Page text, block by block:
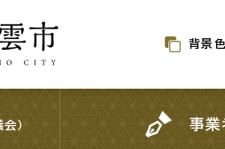
背景
背景
） 事業